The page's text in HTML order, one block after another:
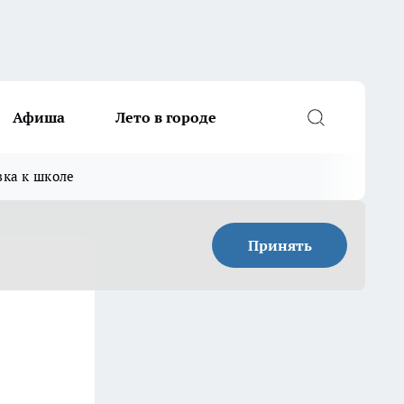
Афиша Лето в городе
к школе
Принять